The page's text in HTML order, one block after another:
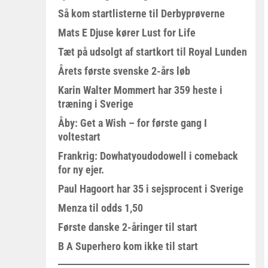
Så kom startlisterne til Derbyprøverne
Mats E Djuse kører Lust for Life
Tæt på udsolgt af startkort til Royal Lunden
Årets første svenske 2-års løb
Karin Walter Mommert har 359 heste i
træning i Sverige
Åby: Get a Wish – for første gang I
voltestart
Frankrig: Dowhatyoudodowell i comeback
for ny ejer.
Paul Hagoort har 35 i sejsprocent i Sverige
Menza til odds 1,50
Første danske 2-åringer til start
B A Superhero kom ikke til start